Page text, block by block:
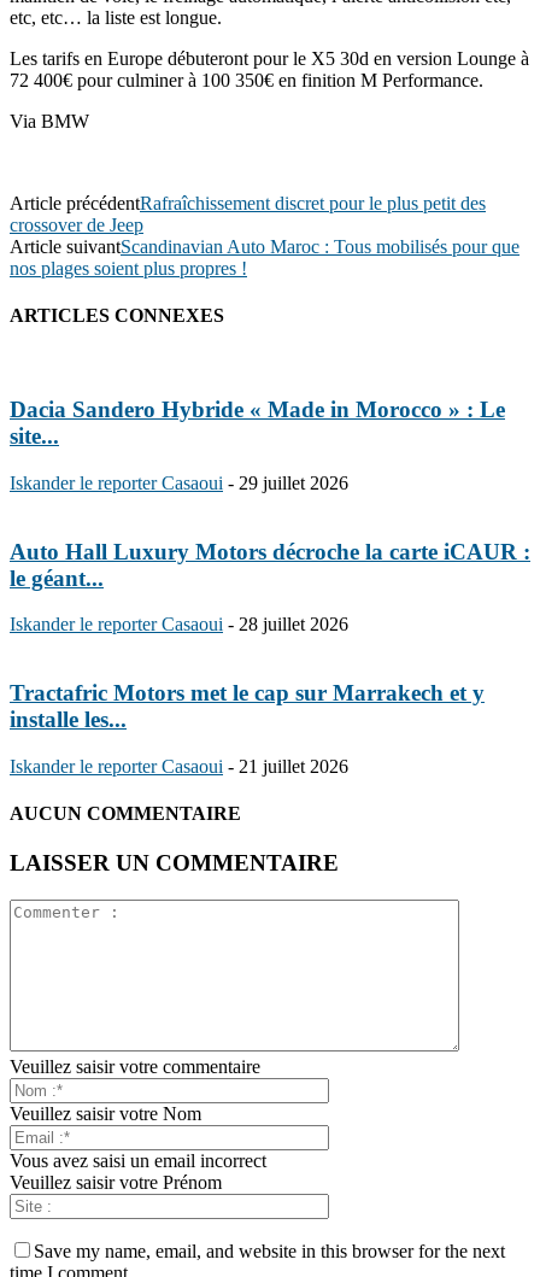
etc, etc… la liste est longue.
Les tarifs en Europe débuteront pour le X5 30d en version Lounge à
72 400€ pour culminer à 100 350€ en finition M Performance.
Via BMW
Article précédentRafraîchissement discret pour le plus petit des
crossover de Jeep
Article suivantScandinavian Auto Maroc : Tous mobilisés pour que
nos plages soient plus propres !
ARTICLES CONNEXES
Dacia Sandero Hybride « Made in Morocco » : Le
site...
Iskander le reporter Casaoui - 29 juillet 2026
Auto Hall Luxury Motors décroche la carte iCAUR :
le géant...
Iskander le reporter Casaoui - 28 juillet 2026
Tractafric Motors met le cap sur Marrakech et y
installe les...
Iskander le reporter Casaoui - 21 juillet 2026
AUCUN COMMENTAIRE
LAISSER UN COMMENTAIRE
Veuillez saisir votre commentaire
Veuillez saisir votre Nom
Vous avez saisi un email incorrect
Veuillez saisir votre Prénom
Save my name, email, and website in this browser for the next
time I comment.